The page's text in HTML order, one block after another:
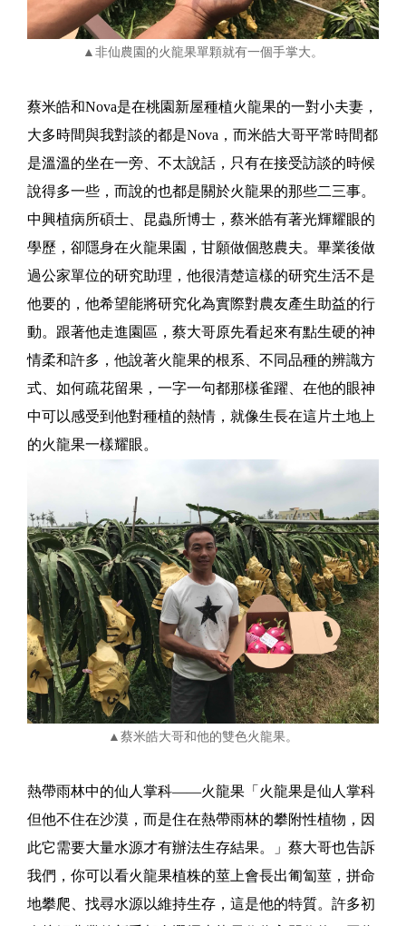
▲非仙農園的火龍果單顆就有一個手掌大。
蔡米皓和Nova是在桃園新屋種植火龍果的一對小夫妻，
大多時間與我對談的都是Nova，而米皓大哥平常時間都
是溫溫的坐在一旁、不太說話，只有在接受訪談的時候
說得多一些，而說的也都是關於火龍果的那些二三事。
中興植病所碩士、昆蟲所博士，蔡米皓有著光輝耀眼的
學歷，卻隱身在火龍果園，甘願做個憨農夫。畢業後做
過公家單位的研究助理，他很清楚這樣的研究生活不是
他要的，他希望能將研究化為實際對農友產生助益的行
動。跟著他走進園區，蔡大哥原先看起來有點生硬的神
情柔和許多，他說著火龍果的根系、不同品種的辨識方
式、如何疏花留果，一字一句都那樣雀躍、在他的眼神
中可以感受到他對種植的熱情，就像生長在這片土地上
的火龍果一樣耀眼。
▲蔡米皓大哥和他的雙色火龍果。
熱帶雨林中的仙人掌科——火龍果「火龍果是仙人掌科
但他不住在沙漠，而是住在熱帶雨林的攀附性植物，因
此它需要大量水源才有辦法生存結果。」蔡大哥也告訴
我們，你可以看火龍果植株的莖上會長出匍匐莖，拼命
地攀爬、找尋水源以維持生存，這是他的特質。許多初